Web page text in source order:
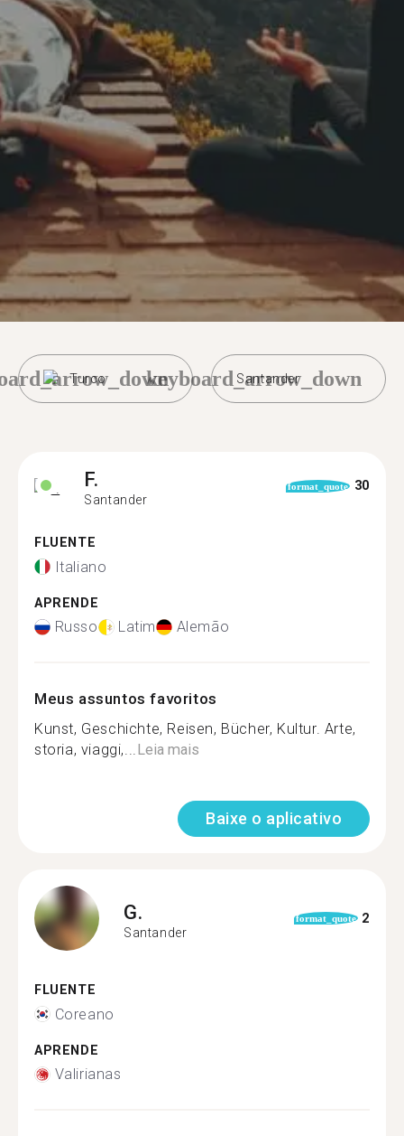
Turco Santander
keyboard_arrow_down
F.
Santander
format_quote 30
FLUENTE
Italiano
APRENDE
Russo Latim Alemão
Meus assuntos favoritos
Kunst, Geschichte, Reisen, Bücher, Kultur. Arte,
storia, viaggi,...Leia mais
Baixe o aplicativo
G.
Santander
format_quote 2
FLUENTE
Coreano
APRENDE
Valirianas